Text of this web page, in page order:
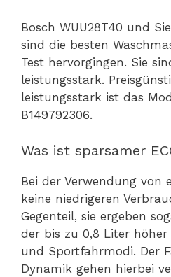
Bosch WUU28T40 und
sind die besten
Test hervorgingen. Sie
leistungsstark.
leistungsstark ist das
B149792306.
Was ist sparsamer
Bei der Verwendung von
keine niedrigeren
Gegenteil, sie ergeben
der bis zu 0,8 Liter
und Sportfahrmodi. Der
Dynamik gehen hierbei